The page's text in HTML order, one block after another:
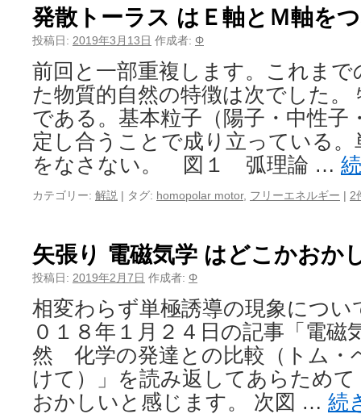
発散トーラス はＥ軸とＭ軸を
投稿日: 2019年3月13日 作成者: Φ
前回と一部重複します。これま
た物質的自然の特徴は次でした。
である。基本粒子（陽子・中性子
定し合うことで成り立っている
をなさない。 図１ 弧理論 …
カテゴリー: 解説 | タグ: homopolar motor, フリーエネルギー | 2
矢張り 電磁気学 はどこかおか
投稿日: 2019年2月7日 作成者: Φ
相変わらず単極誘導の現象につ
０１８年１月２４日の記事「電磁
然 化学の発達との比較（トム・
けて）」を読み返してあらため
おかしいと感じます。 次図 … 続